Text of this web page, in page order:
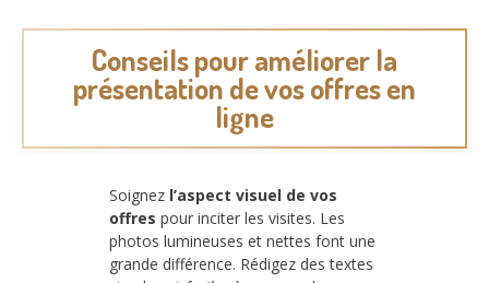
Conseils pour améliorer la
présentation de vos offres en
ligne
Soignez l’aspect visuel de vos
offres pour inciter les visites. Les
photos lumineuses et nettes font une
grande différence. Rédigez des textes